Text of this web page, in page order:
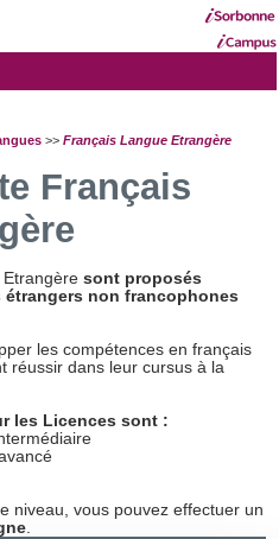
>> Français Langue Etrangère
Français
Etrangèresont proposés
non francophones
les compétences en français
réussir dans leur cursus à la
les Licences sont :
niveau, vous pouvez effectuer un
.